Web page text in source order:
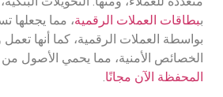
ببطاقات العملات الرقمية، مما يجعلها
بواسطة العملات الرقمية، كما أنها
الخصائص الأمنية، مما يحمي الأصول
المحفظة الآن مجانًا.